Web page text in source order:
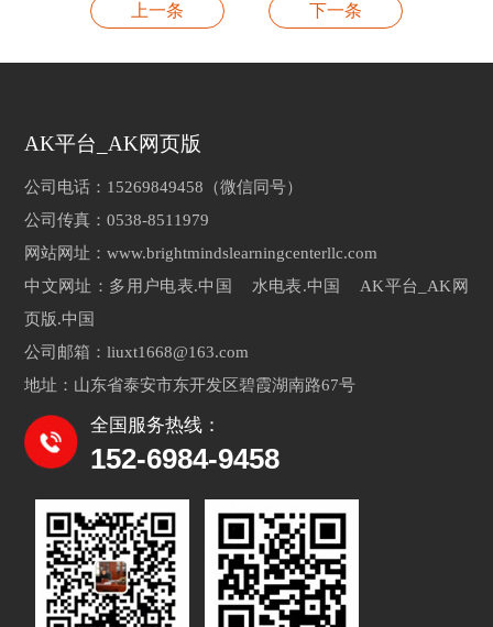
上一条 下一条
AK平台_AK网页版
公司电话：15269849458（微信同号）
公司传真：0538-8511979
网站网址：www.brightmindslearningcenterllc.com
中文网址：多用户电表.中国 水电表.中国 AK平台_AK网
页版.中国
公司邮箱：liuxt1668@163.com
地址：山东省泰安市东开发区碧霞湖南路67号
全国服务热线：
152-6984-9458